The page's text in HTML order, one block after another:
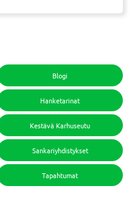
Blogi
Hanketarinat
Kestävä Karhuseutu
Sankariyhdistykset
Tapahtumat